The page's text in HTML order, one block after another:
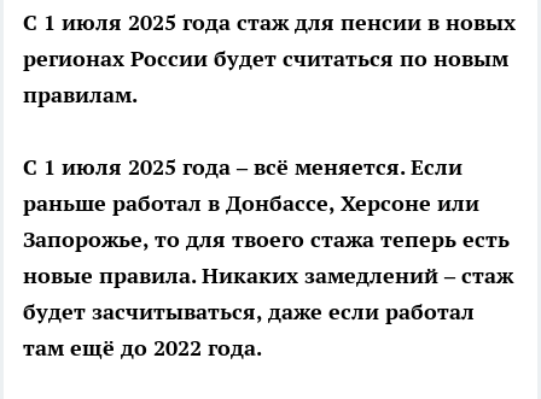
С 1 июля 2025 года стаж для пенсии в новых
регионах России будет считаться по новым
правилам.
С 1 июля 2025 года – всё меняется. Если
раньше работал в Донбассе, Херсоне или
Запорожье, то для твоего стажа теперь есть
новые правила. Никаких замедлений – стаж
будет засчитываться, даже если работал
там ещё до 2022 года.